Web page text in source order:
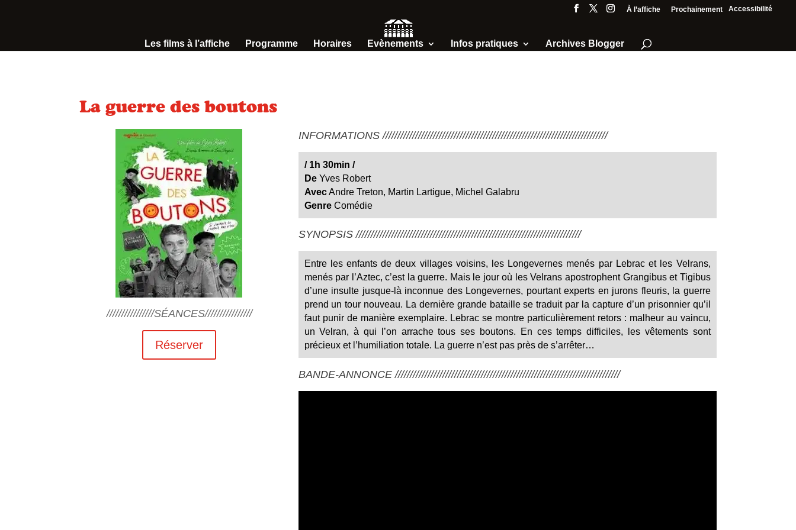
Accessibilité
À l’affiche Prochainement
Les films à l’affiche Programme Horaires Evènements Infos pratiques Archives Blogger
La guerre des boutons
////////////////SÉANCES////////////////
Réserver
INFORMATIONS ////////////////////////////////////////////////////////////////////////////
/1h 30min /
DeYves Robert
AvecAndre Treton, Martin Lartigue, Michel Galabru
Genre Comédie
SYNOPSIS ////////////////////////////////////////////////////////////////////////////
Entre les enfants de deux villages voisins, les Longevernes menés par Lebrac et les Velrans,
menés par l’Aztec, c’est la guerre. Mais le jour où les Velrans apostrophent Grangibus et Tigibus
d’une insulte jusque-là inconnue des Longevernes, pourtant experts en jurons fleuris, la guerre
prend un tour nouveau. La dernière grande bataille se traduit par la capture d’un prisonnier qu’il
faut punir de manière exemplaire. Lebrac se montre particulièrement retors : malheur au vaincu,
un Velran, à qui l’on arrache tous ses boutons. En ces temps difficiles, les vêtements sont
précieux et l’humiliation totale. La guerre n’est pas près de s’arrêter…
BANDE-ANNONCE ////////////////////////////////////////////////////////////////////////////